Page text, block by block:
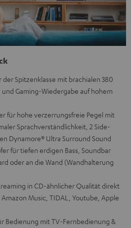
Spitzenklasse mit brachialen 380
Gaming-Wiedergabe auf hohem
für hohe verzerrungsfreie Pegel mit
Sprachverständlichkeit, 2 Side-
Dynamore® Ultra Surround Sound
für tiefen erdigen Bass, Soundbar
oder an die Wand (Wandhalterung
in CD-ähnlicher Qualität direkt
Music, TIDAL, Youtube, Apple
Bedienung mit TV-Fernbedienung &